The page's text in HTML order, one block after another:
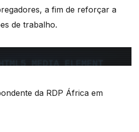
a fim de reforçar a
de trabalho.
da RDP África em